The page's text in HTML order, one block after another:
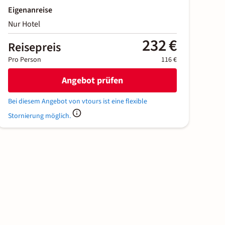
Eigenanreise
Nur Hotel
Reisepreis 232 €
Pro Person 116 €
Angebot prüfen
Bei diesem Angebot von vtours ist eine flexible
Stornierung möglich.